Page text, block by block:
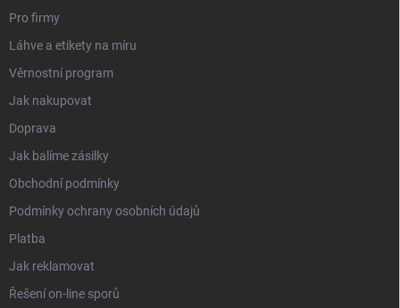
Pro firmy
Láhve a etikety na míru
Věrnostní program
Jak nakupovat
Doprava
Jak balíme zásilky
Obchodní podmínky
Podmínky ochrany osobních údajů
Platba
Jak reklamovat
Řešení on-line sporů